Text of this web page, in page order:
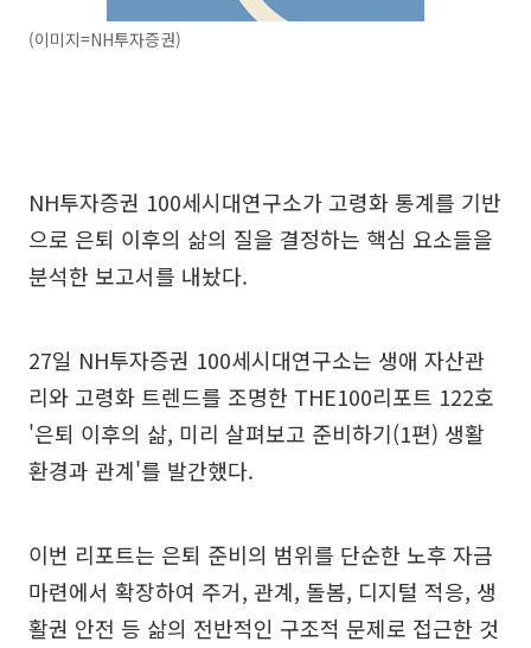
(이미지=NH투자증권)
NH투자증권 100세시대연구소가 고령화 통계를 기반
으로 은퇴 이후의 삶의 질을 결정하는 핵심 요소들을
분석한 보고서를 내놨다.
27일 NH투자증권 100세시대연구소는 생애 자산관
리와 고령화 트렌드를 조명한 THE100리포트 122호
'은퇴 이후의 삶, 미리 살펴보고 준비하기(1편) 생활
환경과 관계'를 발간했다.
이번 리포트는 은퇴 준비의 범위를 단순한 노후 자금
마련에서 확장하여 주거, 관계, 돌봄, 디지털 적응, 생
활권 안전 등 삶의 전반적인 구조적 문제로 접근한 것